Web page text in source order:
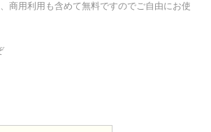
商用利用も含めて無料ですのでご自由にお使